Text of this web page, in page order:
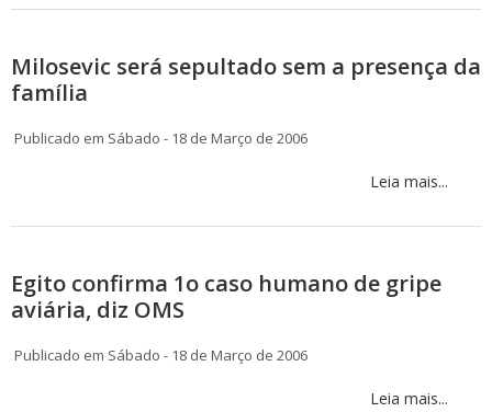
Milosevic será sepultado sem a presença da
família
Publicado em Sábado - 18 de Março de 2006
Leia mais...
Egito confirma 1o caso humano de gripe
aviária, diz OMS
Publicado em Sábado - 18 de Março de 2006
Leia mais...